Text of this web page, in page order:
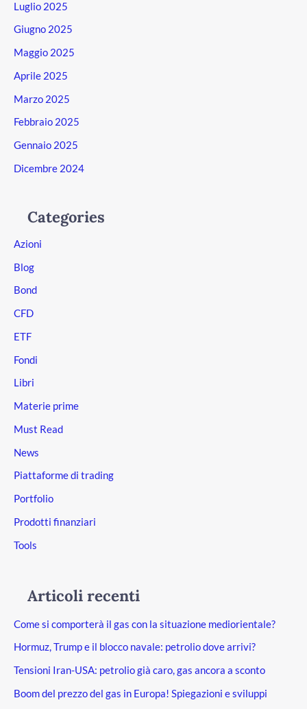
Luglio 2025
Giugno 2025
Maggio 2025
Aprile 2025
Marzo 2025
Febbraio 2025
Gennaio 2025
Dicembre 2024
Categories
Azioni
Blog
Bond
CFD
ETF
Fondi
Libri
Materie prime
Must Read
News
Piattaforme di trading
Portfolio
Prodotti finanziari
Tools
Articoli recenti
Come si comporterà il gas con la situazione mediorientale?
Hormuz, Trump e il blocco navale: petrolio dove arrivi?
Tensioni Iran-USA: petrolio già caro, gas ancora a sconto
Boom del prezzo del gas in Europa! Spiegazioni e sviluppi